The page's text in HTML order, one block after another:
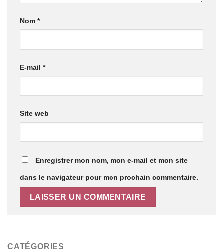
Nom *
E-mail *
Site web
Enregistrer mon nom, mon e-mail et mon site
dans le navigateur pour mon prochain commentaire.
CATÉGORIES